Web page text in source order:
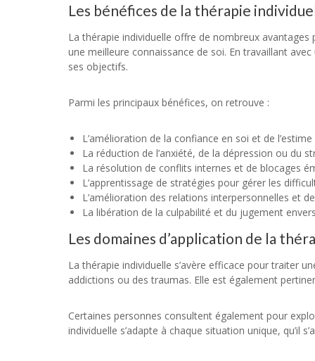
Les bénéfices de la thérapie
La thérapie individuelle offre de nombreux
une meilleure connaissance de soi. En travaillant
ses objectifs.
Parmi les principaux bénéfices, on retrouve :
L’amélioration de la confiance en soi et de
La réduction de l’anxiété, de la dépression ou du
La résolution de conflits internes et de blocages
L’apprentissage de stratégies pour gérer les
L’amélioration des relations interpersonnelles et
La libération de la culpabilité et du jugement
Les domaines d’application de la
La thérapie individuelle s’avère efficace pour traiter
addictions ou des traumas. Elle est également
Certaines personnes consultent également pour
individuelle s’adapte à chaque situation unique, qu’il